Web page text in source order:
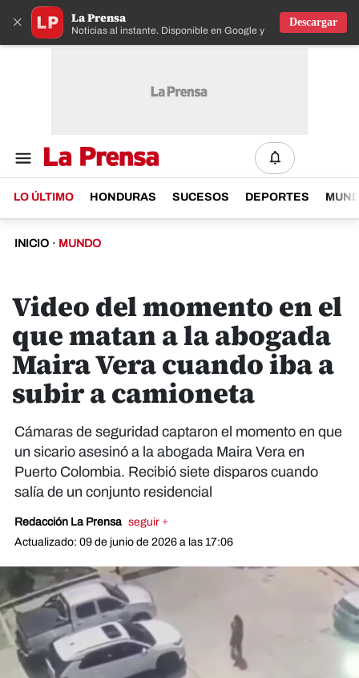
× La Prensa
Noticias al instante. Disponible en Google y IOS
Descargar
LO ÚLTIMO HONDURAS SUCESOS DEPORTES
INICIO · MUNDO
Video del momento en el
que matan a la abogada
Maira Vera cuando iba a
subir a camioneta
Cámaras de seguridad captaron el momento en que
un sicario asesinó a la abogada Maira Vera en
Puerto Colombia. Recibió siete disparos cuando
salía de un conjunto residencial
Redacción La Prensa seguir +
Actualizado: 09 de junio de 2026 a las 17:06